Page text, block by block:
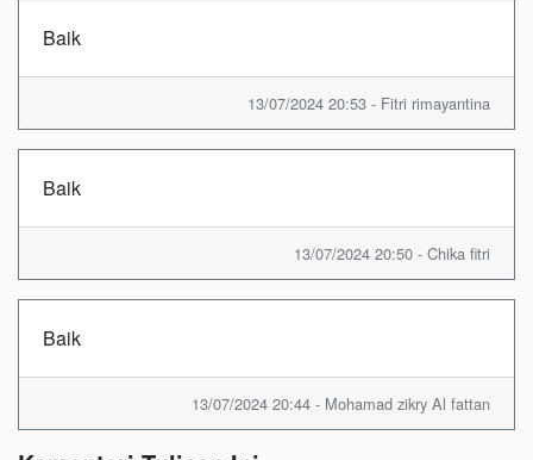
Baik
13/07/2024 20:53 - Fitri rimayantina
Baik
13/07/2024 20:50 - Chika fitri
Baik
13/07/2024 20:44 - Mohamad zikry Al fattan